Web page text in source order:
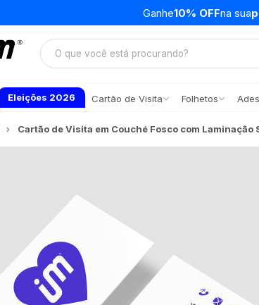
Ganhe10% OFFna sua
Eleições 2026 Cartão de Visita Folhetos
Cartão de Visita em Couché Fosco com Laminação